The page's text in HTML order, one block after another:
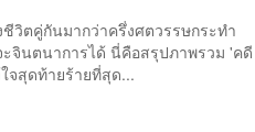
วิตคู่กันมากว่าครึ่งศตวรรษกระทำ
จินตนาการได้ นี่คือสรุปภาพรวม 'คดี
จสุดท้ายร้ายที่สุด...